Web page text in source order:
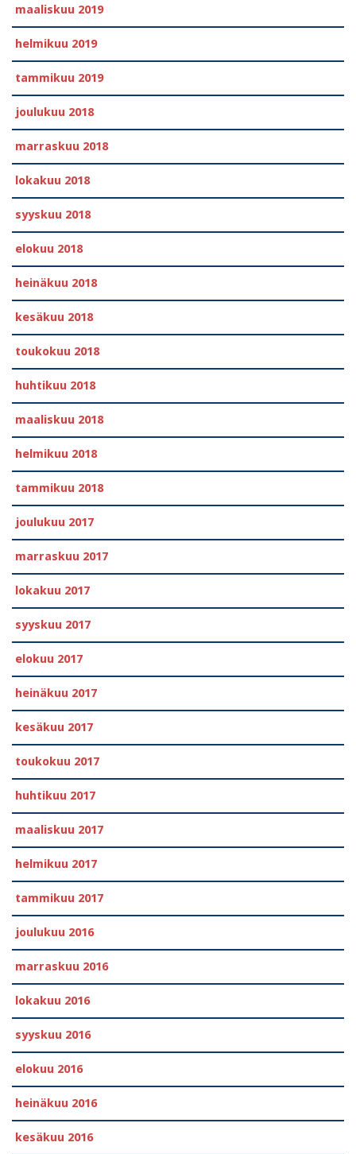
maaliskuu 2019
helmikuu 2019
tammikuu 2019
joulukuu 2018
marraskuu 2018
lokakuu 2018
syyskuu 2018
elokuu 2018
heinäkuu 2018
kesäkuu 2018
toukokuu 2018
huhtikuu 2018
maaliskuu 2018
helmikuu 2018
tammikuu 2018
joulukuu 2017
marraskuu 2017
lokakuu 2017
syyskuu 2017
elokuu 2017
heinäkuu 2017
kesäkuu 2017
toukokuu 2017
huhtikuu 2017
maaliskuu 2017
helmikuu 2017
tammikuu 2017
joulukuu 2016
marraskuu 2016
lokakuu 2016
syyskuu 2016
elokuu 2016
heinäkuu 2016
kesäkuu 2016